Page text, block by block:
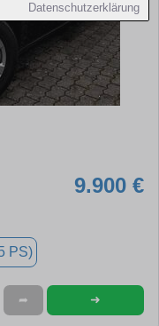
Datenschutzerklärung
9.900 €
PS)
➦ ➜